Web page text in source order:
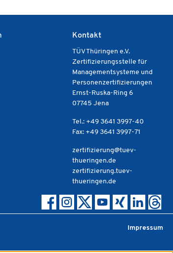
Kontakt
TÜV Thüringen e.V.
Zertifizierungsstelle für
Managementsysteme und
Personenzertifizierungen
Ernst-Ruska-Ring 6
07745 Jena
Tel.: +49 3641 3997-40
Fax: +49 3641 3997-71
zertifizierung@tuev-
thueringen.de
zertifizierung.tuev-
thueringen.de
Impressum